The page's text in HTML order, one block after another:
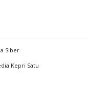
Siber
Kepri Satu